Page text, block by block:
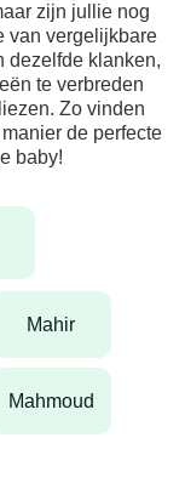
zijn jullie nog
van vergelijkbare
dezelfde klanken,
te verbreden
Zo vinden
de perfecte
baby!
mahir
mahmoud